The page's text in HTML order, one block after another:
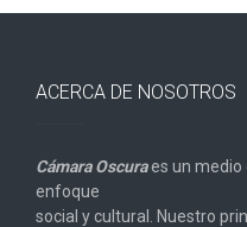
ACERCA DE NOSOTROS
Cámara Oscuraes un medio
enfoque
social y cultural. Nuestro